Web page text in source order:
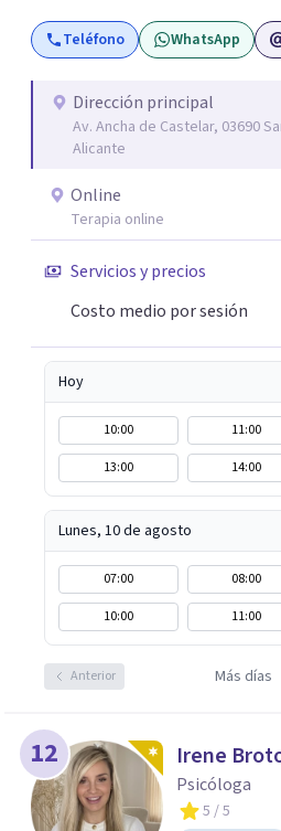
sentido, el autoconocimiento y
objetivo es ayudar a las personas
necesarios para vivir con mayor
Teléfono WhatsApp
Dirección principal
Av. Ancha de Castelar, 03690
Alicante
Online
Terapia online
Servicios y precios
Costo medio por sesión
Hoy
10:00 11:00
13:00
14:00
Lunes, 10 de agosto
07:00 08:00
10:00
11:00
Anterior Más días
12 Irene
Psicóloga
5 / 5